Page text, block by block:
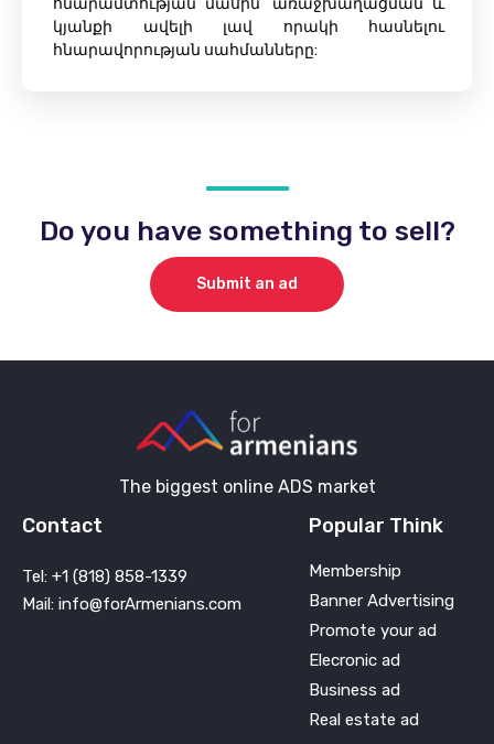
հնարամտության մասին՝ առաջխաղացման և
կյանքի ավելի լավ որակի հասնելու
հնարավորության սահմանները:
Do you have something to sell?
Submit an ad
The biggest online ADS market
Contact
Tel: +1 (818) 858-1339
Mail: info@forArmenians.com
Popular Think
Membership
Banner Advertising
Promote your ad
Elecronic ad
Business ad
Real estate ad